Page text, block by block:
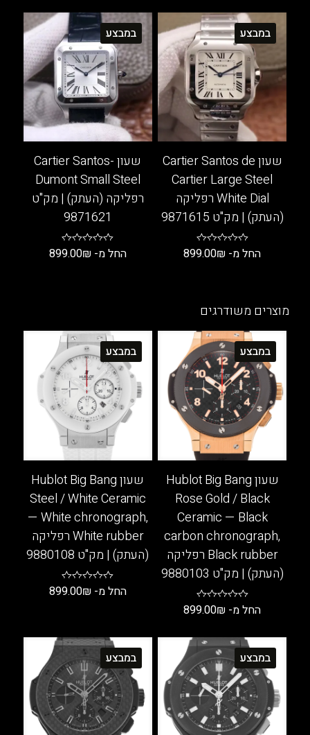
זה
יש
מספר
סוגים.
ניתן
לבחור
את
האפשרויות
בעמוד
המוצר
זה
יש
מספר
סוגים.
ניתן
לבחור
את
האפשרויות
בעמוד
המוצר
במבצע
שעון Cartier Santos de
Cartier Large Steel
White Dial רפליקה
(העתק) | מק"ט 9871615
החל מ- 899.00₪
יש
סוגים.
ניתן
לבחור
את
האפשרויות
בעמוד
המוצר
במבצע
שעון Cartier Santos-
Dumont Small Steel
רפליקה (העתק) | מק"ט
9871621
החל מ- 899.00₪
סוגים.
ניתן
לבחור
את
האפשרויות
בעמוד
המוצר
מוצרים משודרגים
במבצע
שעון Hublot Big Bang
Rose Gold / Black
Ceramic — Black
carbon chronograph,
Black rubber רפליקה
(העתק) | מק"ט 9880103
החל מ- 899.00₪
זה
יש
מספר
סוגים.
ניתן
לבחור
במבצע
שעון Hublot Big Bang
Steel / White Ceramic
— White chronograph,
White rubber רפליקה
(העתק) | מק"ט 9880108
החל מ- 899.00₪
יש
מספר
סוגים.
ניתן
לבחור
את
במבצע במבצע